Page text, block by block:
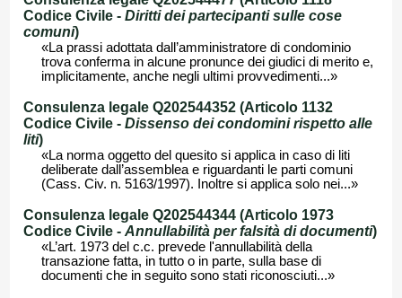
Codice Civile - Diritti dei partecipanti sulle cose
comuni)
«La prassi adottata dall’amministratore di condominio
trova conferma in alcune pronunce dei giudici di merito e,
implicitamente, anche negli ultimi provvedimenti...»
Consulenza legale Q202544352 (Articolo 1132
Codice Civile - Dissenso dei condomini rispetto alle
liti)
«La norma oggetto del quesito si applica in caso di liti
deliberate dall’assemblea e riguardanti le parti comuni
(Cass. Civ. n. 5163/1997). Inoltre si applica solo nei...»
Consulenza legale Q202544344 (Articolo 1973
Codice Civile - Annullabilità per falsità di documenti)
«L’art. 1973 del c.c. prevede l'annullabilità della
transazione fatta, in tutto o in parte, sulla base di
documenti che in seguito sono stati riconosciuti...»